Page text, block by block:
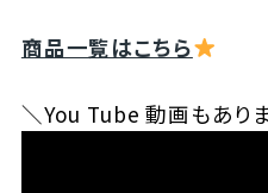
商品一覧はこちら
＼You Tube 動画もあ